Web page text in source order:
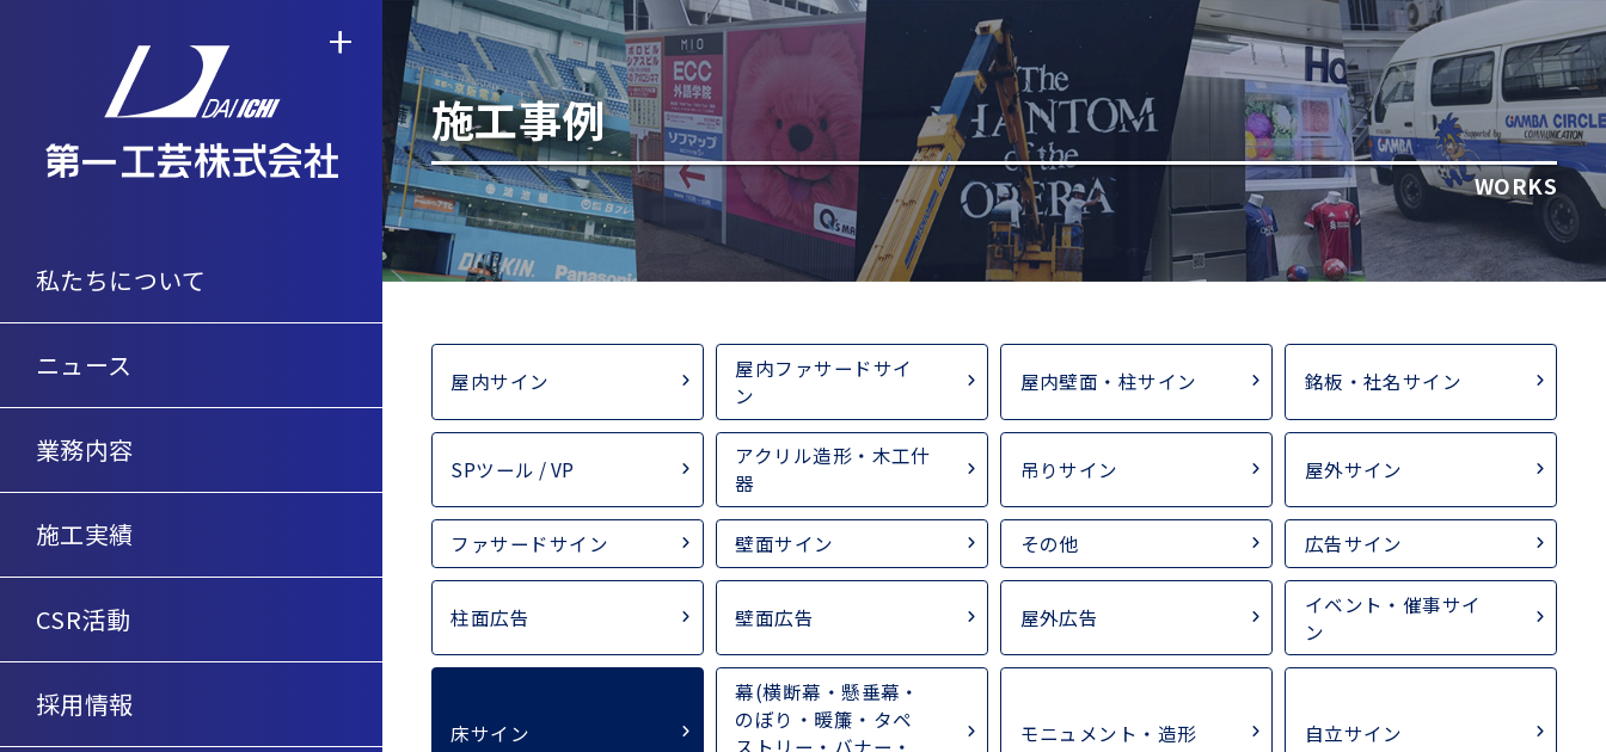
私たちについて
ニュース
業務内容
施工実績
CSR活動
採用情報
施工事例
WORKS
屋内サイン
屋内ファサードサイ
ン
屋内壁面・柱サイン 銘板・社名サイン
SPツール / VP
アクリル造形・木工什
器
吊りサイン 屋外サイン
ファサードサイン 壁面サイン その他 広告サイン
柱面広告 壁面広告 屋外広告
イベント・催事サイ
ン
床サイン
幕(横断幕・懸垂幕・
のぼり・暖簾・タペ
ストリー・バナー・
モニュメント・造形 自立サイン